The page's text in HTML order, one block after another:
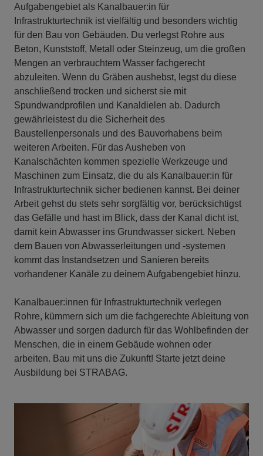
Aufgabengebiet als Kanalbauer:in für
Infrastrukturtechnik ist vielfältig und besonders wichtig
für den Bau von Gebäuden. Du verlegst Rohre aus
Beton, Kunststoff, Metall oder Steinzeug, um die großen
Mengen an verbrauchtem Wasser fachgerecht
abzuleiten. Wenn du Gräben aushebst, legst du diese
anschließend trocken und sicherst sie mit
Spundwandprofilen und Kanaldielen ab. Dadurch
gewährleistest du die Sicherheit des
Baustellenpersonals und des Bauvorhabens beim
weiteren Arbeiten. Für das Ausheben von
Kanalschächten kommen spezielle Werkzeuge und
Maschinen zum Einsatz, die du als Kanalbauer:in für
Infrastrukturtechnik sicher bedienen kannst. Bei deiner
Arbeit gehst du stets sehr sorgfältig vor, berücksichtigst
das Gefälle und hast im Blick, dass der Kanal dicht ist,
damit kein Abwasser ins Grundwasser sickert. Neben
dem Bauen von Abwasserleitungen und -systemen
kommt das Instandsetzen und Sanieren bereits
vorhandener Kanäle zu deinem Aufgabengebiet hinzu.
Kanalbauer:innen für Infrastrukturtechnik verlegen
Rohre, kümmern sich um die fachgerechte Ableitung von
Abwasser und sorgen dadurch für das Wohlbefinden der
Menschen, die in einem Gebäude wohnen oder
arbeiten. Bau mit uns die Zukunft! Starte jetzt deine
Ausbildung bei STRABAG.